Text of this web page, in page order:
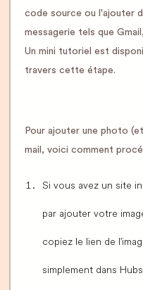
code source ou l'ajouter
messagerie tels que
Un mini tutoriel est
travers cette étape.
Pour ajouter une photo
mail, voici comment
Si vous avez un site
par ajouter votre
copiez le lien de
simplement dans